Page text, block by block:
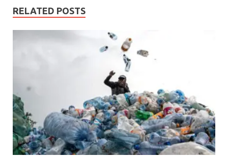
RELATED POSTS